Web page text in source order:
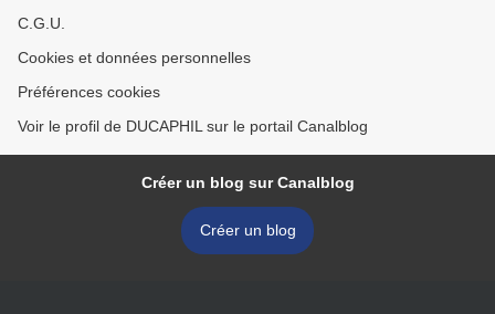
C.G.U.
Cookies et données personnelles
Préférences cookies
Voir le profil de DUCAPHIL sur le portail Canalblog
Créer un blog sur Canalblog
Créer un blog